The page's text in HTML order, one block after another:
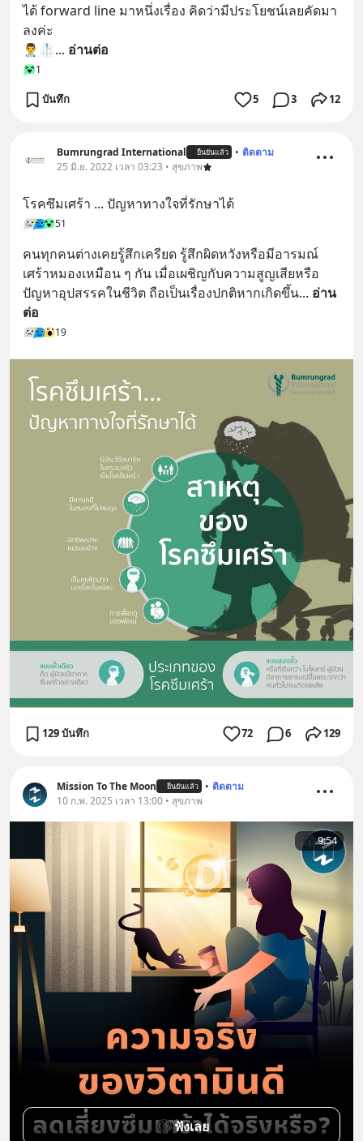
ได้ forward line มาหนึ่งเรื่อง คิดว่ามีประโยชน์เลยคัดมา
ลงค่ะ
👨‍⚕️🥼... อ่านต่อ
1
บันทึก 5 3 12
Bumrungrad International ยืนยันแล้ว • ติดตาม
25 มิ.ย. 2022 เวลา 03:23 • สุขภาพ
โรคซึมเศร้า ... ปัญหาทางใจที่รักษาได้
51
คนทุกคนต่างเคยรู้สึกเครียด รู้สึกผิดหวังหรือมีอารมณ์
เศร้าหมองเหมือน ๆ กัน เมื่อเผชิญกับความสูญเสียหรือ
ปัญหาอุปสรรคในชีวิต ถือเป็นเรื่องปกติหากเกิดขึ้น... อ่าน
ต่อ
19
129 บันทึก 72 6 129
Mission To The Moon ยืนยันแล้ว • ติดตาม
10 ก.พ. 2025 เวลา 13:00 • สุขภาพ
9:54
ฟังเลย